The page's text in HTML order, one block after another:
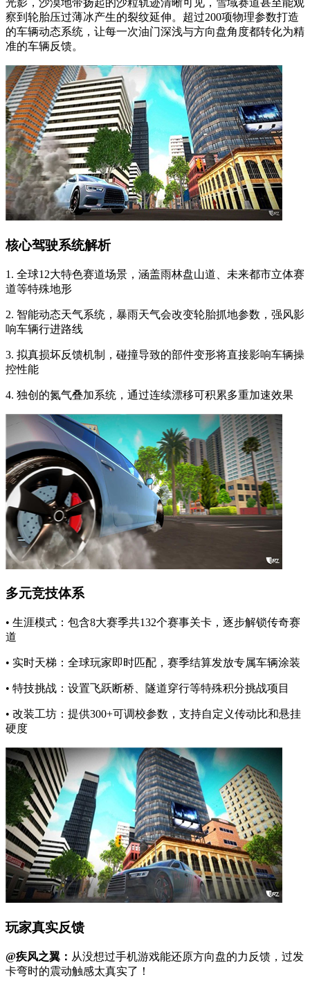
光影，沙漠地带扬起的沙粒轨迹清晰可见，雪域赛道甚至能观
察到轮胎压过薄冰产生的裂纹延伸。超过200项物理参数打造
的车辆动态系统，让每一次油门深浅与方向盘角度都转化为精
准的车辆反馈。
核心驾驶系统解析
1. 全球12大特色赛道场景，涵盖雨林盘山道、未来都市立体赛
道等特殊地形
2. 智能动态天气系统，暴雨天气会改变轮胎抓地参数，强风影
响车辆行进路线
3. 拟真损坏反馈机制，碰撞导致的部件变形将直接影响车辆操
控性能
4. 独创的氮气叠加系统，通过连续漂移可积累多重加速效果
多元竞技体系
• 生涯模式：包含8大赛季共132个赛事关卡，逐步解锁传奇赛
道
• 实时天梯：全球玩家即时匹配，赛季结算发放专属车辆涂装
• 特技挑战：设置飞跃断桥、隧道穿行等特殊积分挑战项目
• 改装工坊：提供300+可调校参数，支持自定义传动比和悬挂
硬度
玩家真实反馈
@疾风之翼： 从没想过手机游戏能还原方向盘的力反馈，过发
卡弯时的震动触感太真实了！